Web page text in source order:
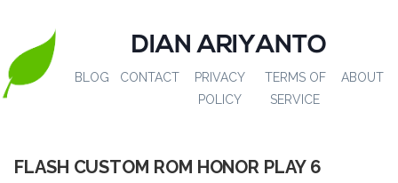
DIAN ARIYANTO
BLOG CONTACT
PRIVACY
POLICY
TERMS OF
SERVICE
ABOUT
FLASH CUSTOM ROM HONOR PLAY 6